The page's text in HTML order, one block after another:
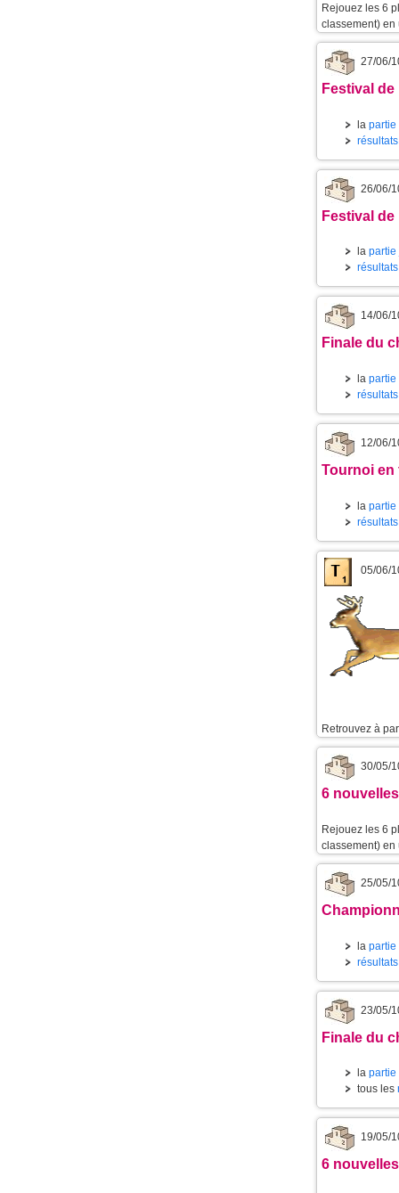
Rejouez les 6
classement)
27/06/
Festival
la partie
26/06/
Festival
la partie
14/06/
Finale du
la partie
résultats
12/06/
Tournoi en
la partie
05/06/
Retrouvez à
30/05/
6
Rejouez les 6
classement)
25/05/
la partie
résultats
23/05/
Finale du
la partie
tous les
19/05/
6